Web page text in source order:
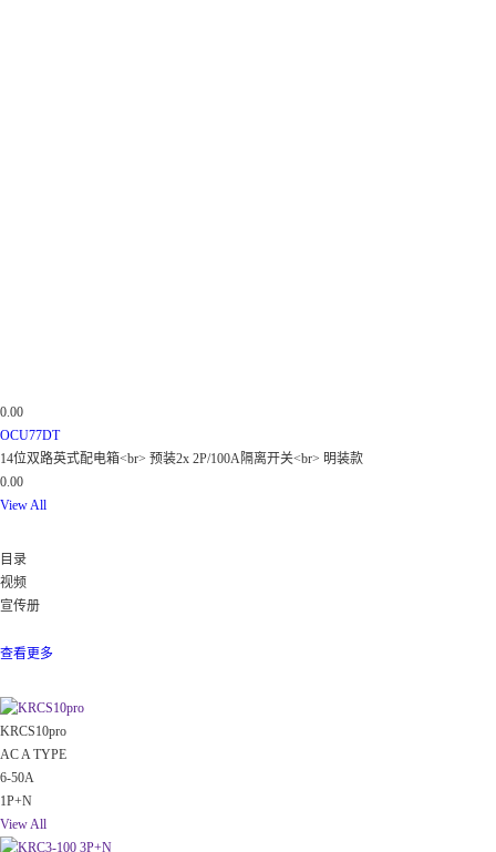
0.00
OCU77DT
14位双路英式配电箱<br> 预装2x 2P/100A隔离开关<br> 明装款
0.00
View All
目录
视频
宣传册
查看更多
KRCS10pro
AC A TYPE
6-50A
1P+N
View All